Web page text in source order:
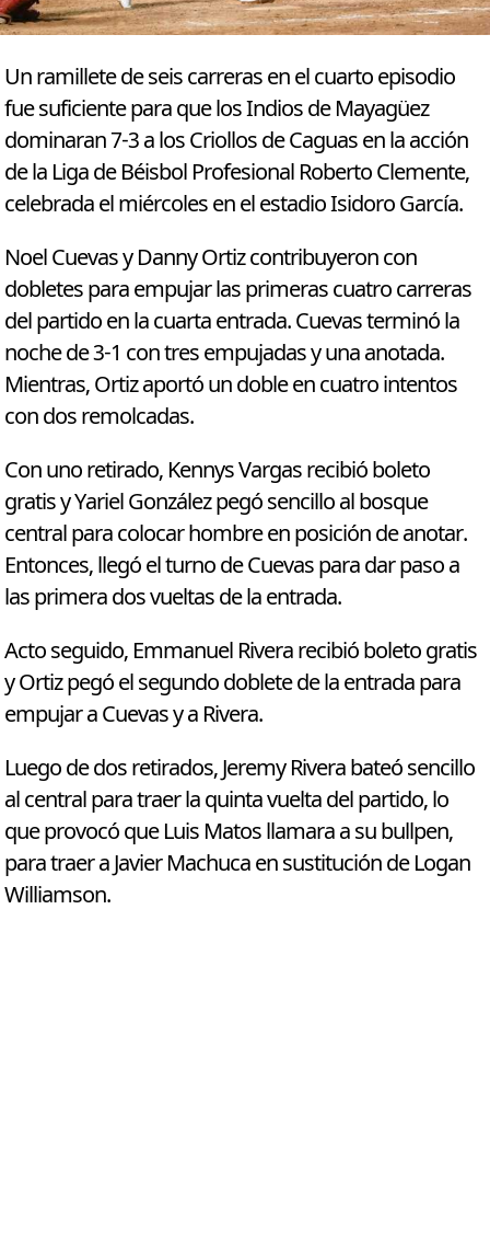
Un ramillete de seis carreras en el cuarto episodio
fue suficiente para que los Indios de Mayagüez
dominaran 7-3 a los Criollos de Caguas en la acción
de la Liga de Béisbol Profesional Roberto Clemente,
celebrada el miércoles en el estadio Isidoro García.
Noel Cuevas y Danny Ortiz contribuyeron con
dobletes para empujar las primeras cuatro carreras
del partido en la cuarta entrada. Cuevas terminó la
noche de 3-1 con tres empujadas y una anotada.
Mientras, Ortiz aportó un doble en cuatro intentos
con dos remolcadas.
Con uno retirado, Kennys Vargas recibió boleto
gratis y Yariel González pegó sencillo al bosque
central para colocar hombre en posición de anotar.
Entonces, llegó el turno de Cuevas para dar paso a
las primera dos vueltas de la entrada.
Acto seguido, Emmanuel Rivera recibió boleto gratis
y Ortiz pegó el segundo doblete de la entrada para
empujar a Cuevas y a Rivera.
Luego de dos retirados, Jeremy Rivera bateó sencillo
al central para traer la quinta vuelta del partido, lo
que provocó que Luis Matos llamara a su bullpen,
para traer a Javier Machuca en sustitución de Logan
Williamson.